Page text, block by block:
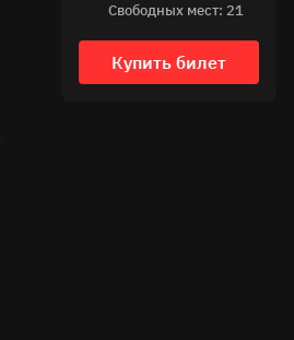
Свободных мест: 21
Купить билет